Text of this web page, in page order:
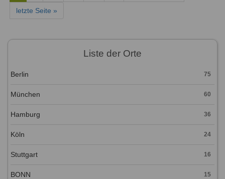
letzte Seite »
Liste der Orte
Berlin 75
München 60
Hamburg 36
Köln 24
Stuttgart 16
BONN 15